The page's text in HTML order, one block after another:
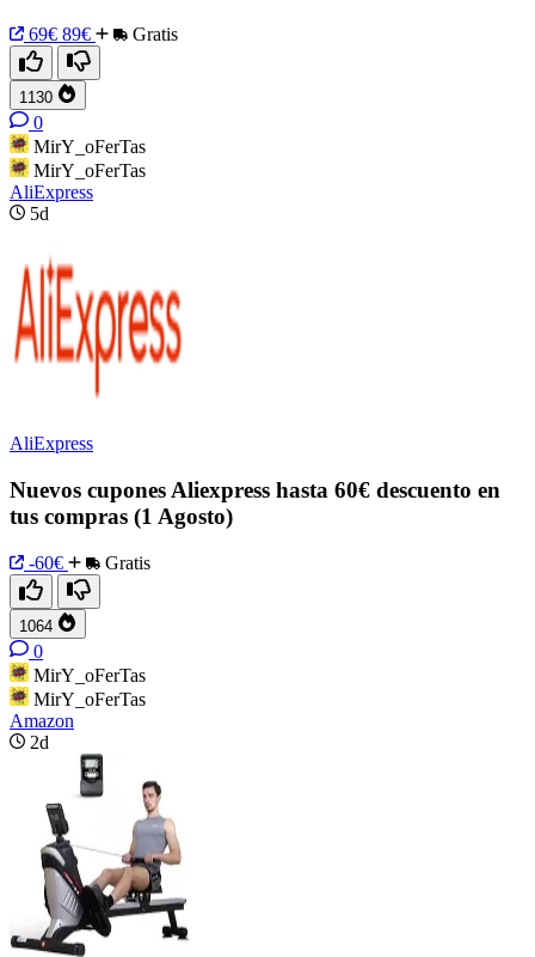
69€ 89€ Gratis
1130
0
MirY_oFerTas
MirY_oFerTas
AliExpress
5d
AliExpress
Nuevos cupones Aliexpress hasta 60€ descuento en
tus compras (1 Agosto)
-60€ Gratis
1064
0
MirY_oFerTas
MirY_oFerTas
Amazon
2d